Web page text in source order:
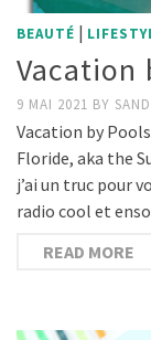
BEAUTÉ |
Vacation
9 MAI 2021 BY
Vacation by
Floride, aka the
j’ai un truc pour
radio cool et
READ MORE